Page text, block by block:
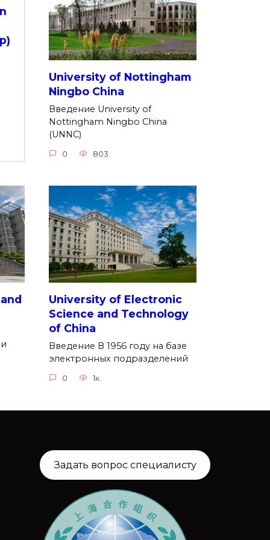
University of Nottingham
Ningbo China
Введение University of
Nottingham Ningbo China
(UNNC)
0 803
University of Electronic
Science and Technology
of China
Введение В 1956 году на базе
электронных подразделений
0 1к.
Задать вопрос специалисту